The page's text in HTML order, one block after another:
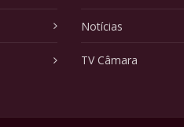
Notícias
TV Câmara